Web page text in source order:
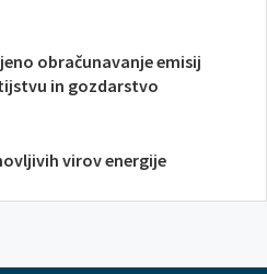
obračunavanje emisij
in gozdarstvo
virov energije